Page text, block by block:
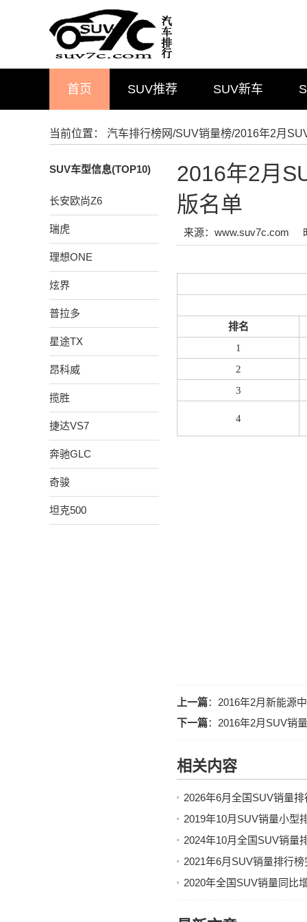
首页 SUV推荐 SUV新车
当前位置： 汽车排行榜网/SUV销量榜/2016年2月
SUV车型信息(TOP10)
长安欧尚Z6
瑞虎
理想ONE
炫界
普拉多
星途TX
昂科威
揽胜
捷达VS7
奔驰GLC
奇骏
坦克500
2016年2月
版名单
来源：www.suv7c.com
排名
1
2
3
4
上一篇： 2016年2月新能源
下一篇： 2016年2月SUV销
相关内容
2026年6月全国SUV销量
2019年10月SUV销量小型
2024年10月全国SUV销量
2021年6月SUV销量排行
2020年全国SUV销量同比